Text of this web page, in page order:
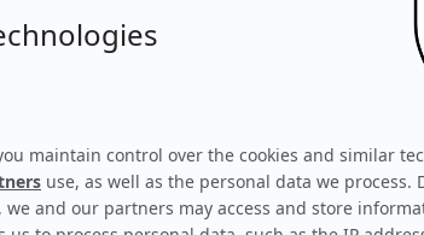
Astuces novembre 7,
La créa